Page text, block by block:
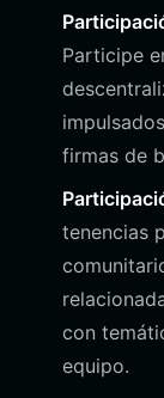
Participe
firmas de
tenencias
con
equipo.